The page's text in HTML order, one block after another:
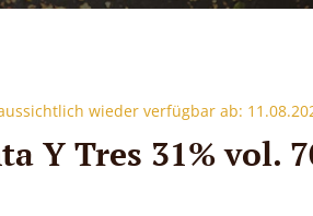
wieder verfügbar ab:
Y Tres 31% vol.